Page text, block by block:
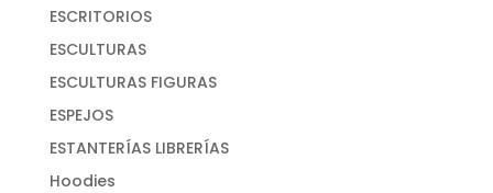
ESCRITORIOS
ESCULTURAS
ESCULTURAS FIGURAS
ESPEJOS
ESTANTERÍAS LIBRERÍAS
Hoodies